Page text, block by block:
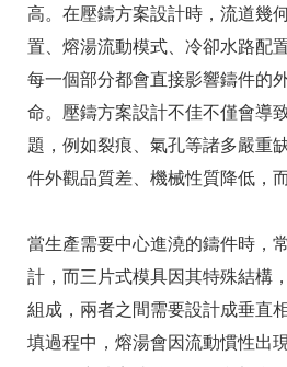
高。在壓鑄方案設計時，流道幾
置、熔湯流動模式、冷卻水路配
每一個部分都會直接影響鑄件的
命。壓鑄方案設計不佳不僅會導
題，例如裂痕、氣孔等諸多嚴重
件外觀品質差、機械性質降低，
當生產需要中心進澆的鑄件時，
計，而三片式模具因其特殊結構
組成，兩者之間需要設計成垂直
填過程中，熔湯會因流動慣性出